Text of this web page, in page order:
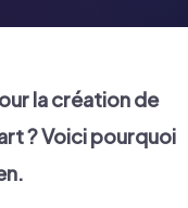
la création de
? Voici pourquoi